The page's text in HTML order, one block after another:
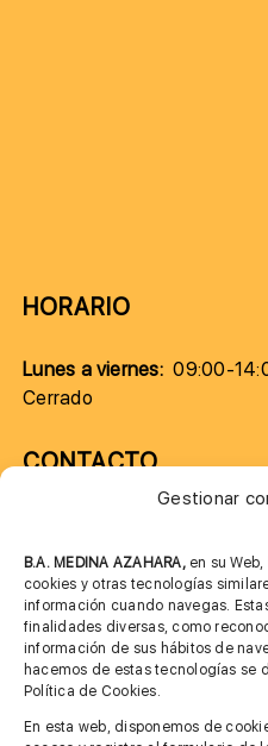
Gestionar
B.A. MEDINA AZAHARA, en su Web,
cookies y otras tecnologías
información cuando navegas.
finalidades diversas, como
información de sus hábitos de
hacemos de estas tecnologías se
Política de Cookies.
En esta web, disponemos de
HORARIO
Lunes a viernes:09:00-
Cerrado
CONTACTO
685 901 226
MÁS INFORMACIÓN